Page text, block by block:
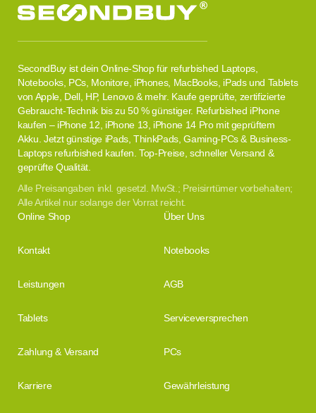
SecondBuy ist dein Online-Shop für refurbished Laptops,
Notebooks, PCs, Monitore, iPhones, MacBooks, iPads und Tablets
von Apple, Dell, HP, Lenovo & mehr. Kaufe geprüfte, zertifizierte
Gebraucht-Technik bis zu 50 % günstiger. Refurbished iPhone
kaufen – iPhone 12, iPhone 13, iPhone 14 Pro mit geprüftem
Akku. Jetzt günstige iPads, ThinkPads, Gaming-PCs & Business-
Laptops refurbished kaufen. Top-Preise, schneller Versand &
geprüfte Qualität.
Alle Preisangaben inkl. gesetzl. MwSt.; Preisirrtümer vorbehalten;
Alle Artikel nur solange der Vorrat reicht.
Online Shop Über Uns
Kontakt Notebooks
Leistungen AGB
Tablets Serviceversprechen
Zahlung & Versand PCs
Karriere Gewährleistung